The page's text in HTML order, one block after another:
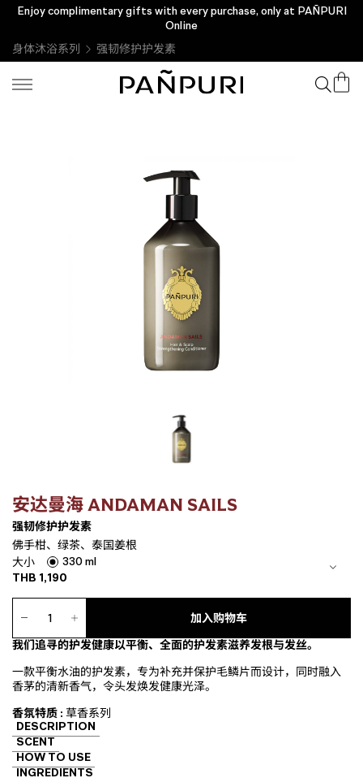
Enjoy complimentary gifts with every purchase, only at PAÑPURI
Online
身体沐浴系列
强韧修护护发素
安达曼海 ANDAMAN SAILS
强韧修护护发素
佛手柑、绿茶、泰国姜根
大小
330 ml
THB 1,190
强
韧
护
发
素
数
量
加入购物车
我们追寻的护发健康以平衡、全面的护发素滋养发根与发丝。
一款平衡水油的护发素，专为补充并保护毛鳞片而设计，同时融入
香茅的清新香气，令头发焕发健康光泽。
香氛特质 :草香系列
DESCRIPTION
SCENT
HOW TO USE
INGREDIENTS